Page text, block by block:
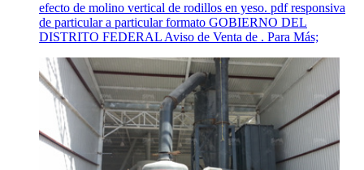
efecto de molino vertical de rodillos en yeso. pdf responsiva
de particular a particular formato GOBIERNO DEL
DISTRITO FEDERAL Aviso de Venta de . Para Más;